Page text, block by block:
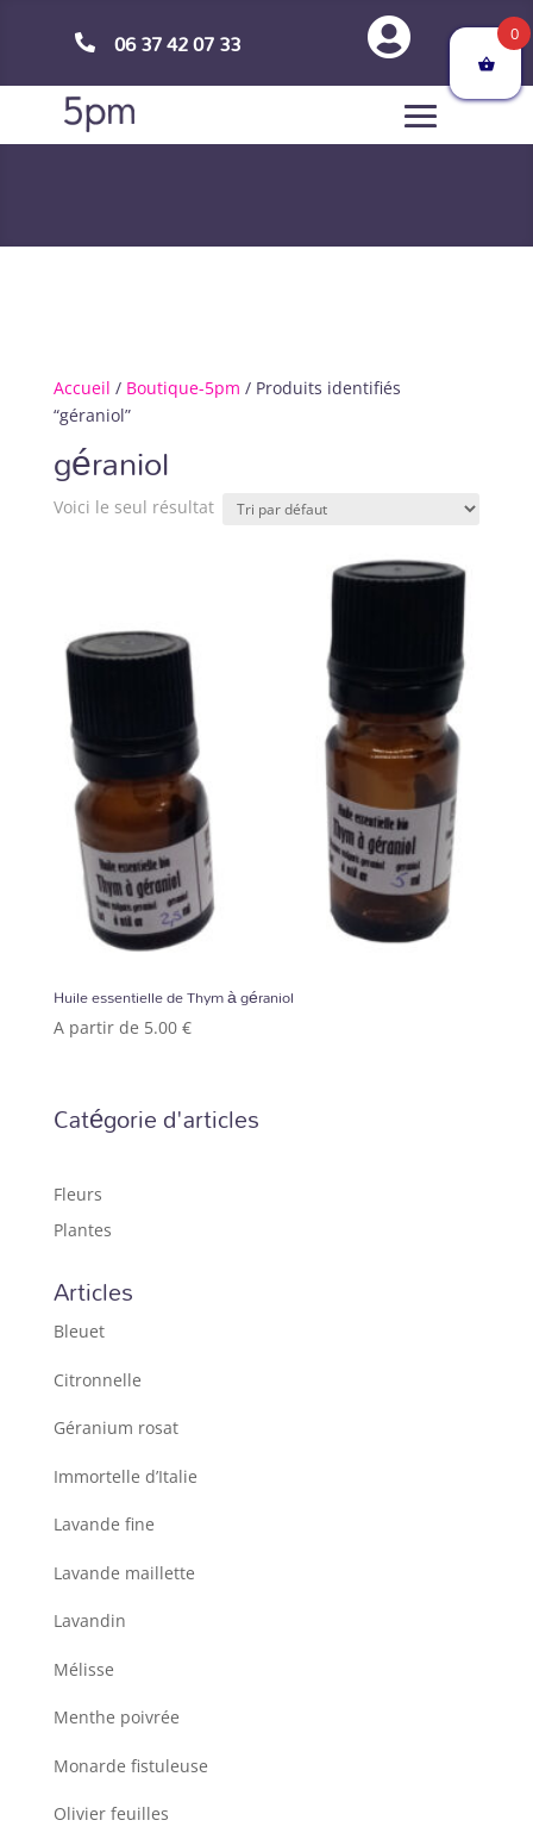
 06 37 42 07 33 
Accueil / Boutique-5pm / Produits identifiés
“géraniol”
géraniol
Voici le seul résultat
Huile essentielle de Thym à géraniol
A partir de 5.00 €
Catégorie d'articles
Fleurs
Plantes
Articles
Bleuet
Citronnelle
Géranium rosat
Immortelle d’Italie
Lavande fine
Lavande maillette
Lavandin
Mélisse
Menthe poivrée
Monarde fistuleuse
Olivier feuilles
0